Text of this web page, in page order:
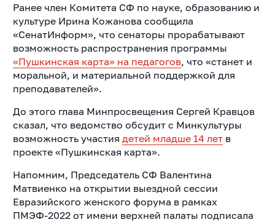
Ранее член Комитета СФ по науке, образованию и
культуре Ирина Кожанова сообщила
«СенатИнформ», что сенаторы прорабатывают
возможность распространения программы
«Пушкинская карта» на педагогов, что «станет и
моральной, и материальной поддержкой для
преподавателей».
До этого глава Минпросвещения Сергей Кравцов
сказал, что ведомство обсудит с Минкультуры
возможность участия детей младше 14 летв
проекте «Пушкинская карта».
Напомним, Председатель СФ Валентина
Матвиенко на открытии выездной сессии
Евразийского женского форума в рамках
ПМЭФ-2022 от имени верхней палаты подписала